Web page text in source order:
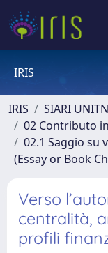
IRIS
IRIS
SIARI UNITN
02 Contributo
02.1 Saggio su
(Essay or Book
Verso
centralità,
profili